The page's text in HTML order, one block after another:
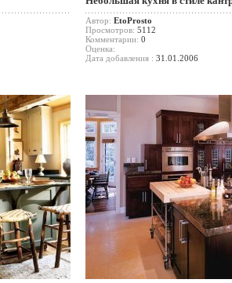
Автор: EtoProsto
Просмотров: 5112
Комментарии: 0
Оценка:
Дата добавления : 31.01.2006